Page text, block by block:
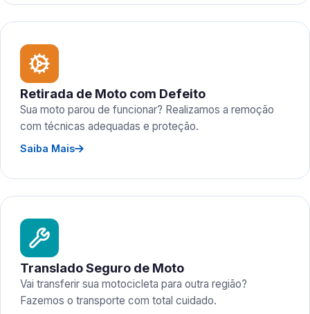
Retirada de Moto com Defeito
Sua moto parou de funcionar? Realizamos a remoção
com técnicas adequadas e proteção.
Saiba Mais
Translado Seguro de Moto
Vai transferir sua motocicleta para outra região?
Fazemos o transporte com total cuidado.